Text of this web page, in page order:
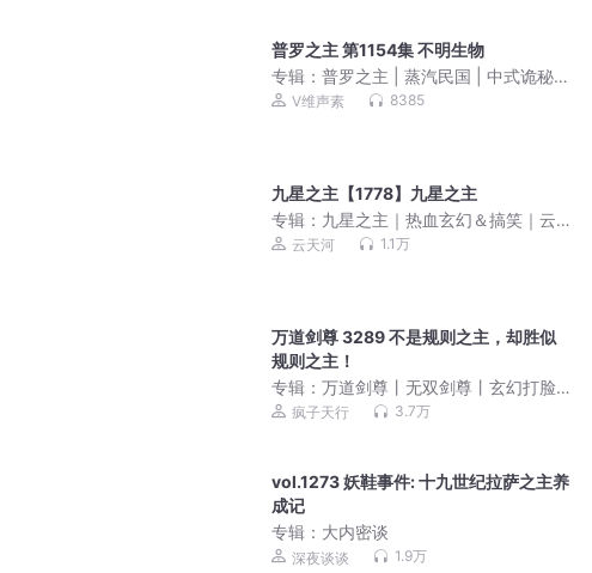
普罗之主 第1154集 不明生物
专辑： 普罗之主 | 蒸汽民国 | 中式诡秘 |
悬疑 | 爆笑 | 疯癫 | 脑洞 | 年代 | 多人有
V维声素 8385
九星之主【1778】九星之主
专辑： 九星之主｜热血玄幻＆搞笑｜云
天河领衔多人剧VIP免费
云天河 1.1万
万道剑尊 3289 不是规则之主，却胜似
规则之主！
专辑： 万道剑尊丨无双剑尊丨玄幻打脸
修真爽文丨打死都要钱原著丨多人有声
疯子天行 3.7万
vol.1273 妖鞋事件: 十九世纪拉萨之主养
成记
专辑： 大内密谈
深夜谈谈 1.9万